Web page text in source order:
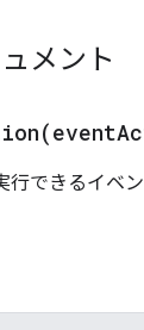
メント
event
行できるイベ